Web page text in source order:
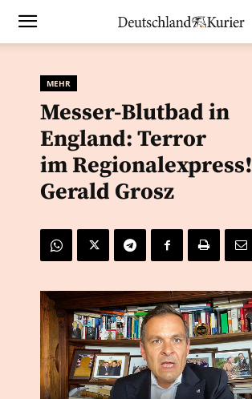
MEHR
Messer-Blutbad in
England: Terror
im Regionalexpress! |
Gerald Grosz